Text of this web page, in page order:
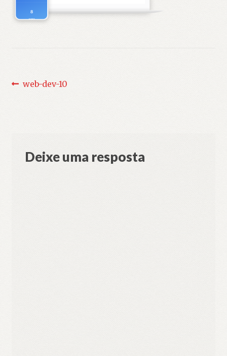
Navegação
Post
web-dev-10
Deixe uma resposta